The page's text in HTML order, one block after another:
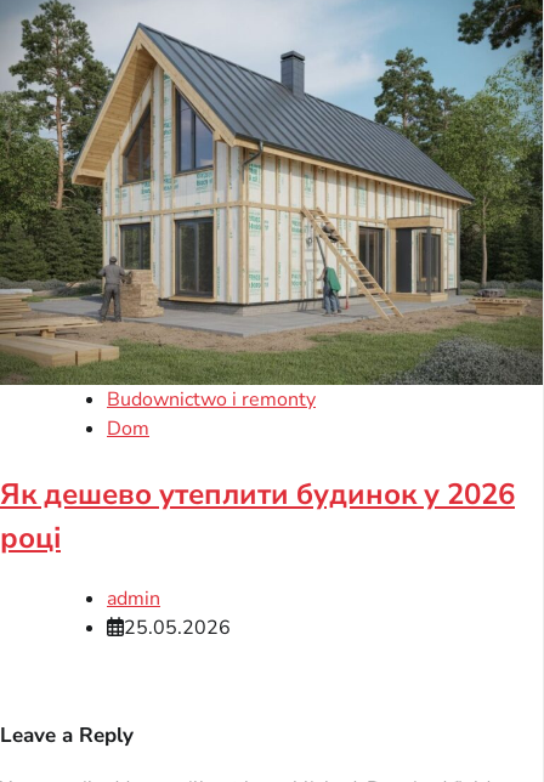
Budownictwo i remonty
Dom
Як дешево утеплити будинок у 2026
році
admin
25.05.2026
Leave a Reply